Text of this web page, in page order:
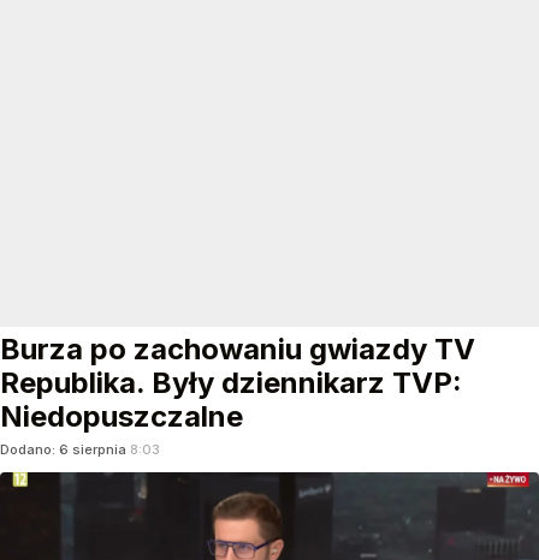
Burza po zachowaniu gwiazdy TV
Republika. Były dziennikarz TVP:
Niedopuszczalne
Dodano: 6 sierpnia 8:03